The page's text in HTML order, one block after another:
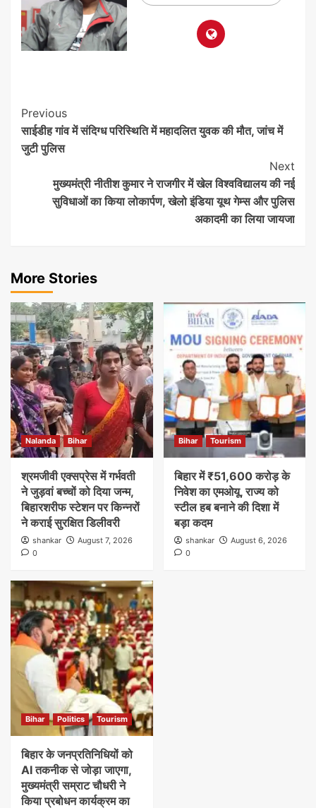
Post
Navigation
Previous
साईडीह गांव में संदिग्ध परिस्थिति में महादलित युवक की मौत, जांच में
जुटी पुलिस
Next
मुख्यमंत्री नीतीश कुमार ने राजगीर में खेल विश्वविद्यालय की नई
सुविधाओं का किया लोकार्पण, खेलो इंडिया यूथ गेम्स और पुलिस
अकादमी का लिया जायजा
More Stories
Nalanda Bihar
श्रमजीवी एक्सप्रेस में गर्भवती
ने जुड़वां बच्चों को दिया जन्म,
बिहारशरीफ स्टेशन पर किन्नरों
ने कराई सुरक्षित डिलीवरी
shankar
August 7, 2026
0
Bihar Tourism
बिहार में ₹51,600 करोड़ के
निवेश का एमओयू, राज्य को
स्टील हब बनाने की दिशा में
बड़ा कदम
shankar
August 6, 2026
0
Bihar Politics Tourism
बिहार के जनप्रतिनिधियों को
AI तकनीक से जोड़ा जाएगा,
मुख्यमंत्री सम्राट चौधरी ने
किया प्रबोधन कार्यक्रम का